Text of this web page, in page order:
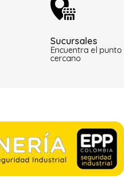
Sucursales
Encuentra el
cercano